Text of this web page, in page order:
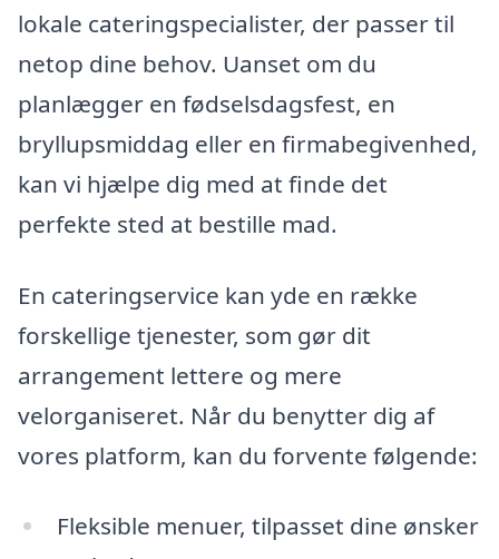
lokale cateringspecialister, der passer til
netop dine behov. Uanset om du
planlægger en fødselsdagsfest, en
bryllupsmiddag eller en firmabegivenhed,
kan vi hjælpe dig med at finde det
perfekte sted at bestille mad.
En cateringservice kan yde en række
forskellige tjenester, som gør dit
arrangement lettere og mere
velorganiseret. Når du benytter dig af
vores platform, kan du forvente følgende:
Fleksible menuer, tilpasset dine ønsker